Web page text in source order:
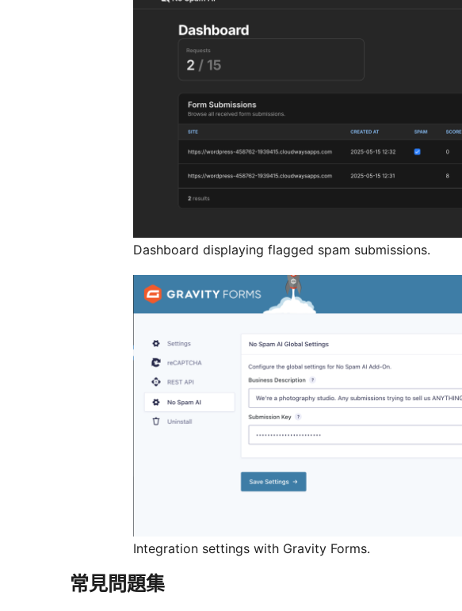
Dashboard displaying flagged spam submissions.
Integration settings with Gravity Forms.
常見問題集